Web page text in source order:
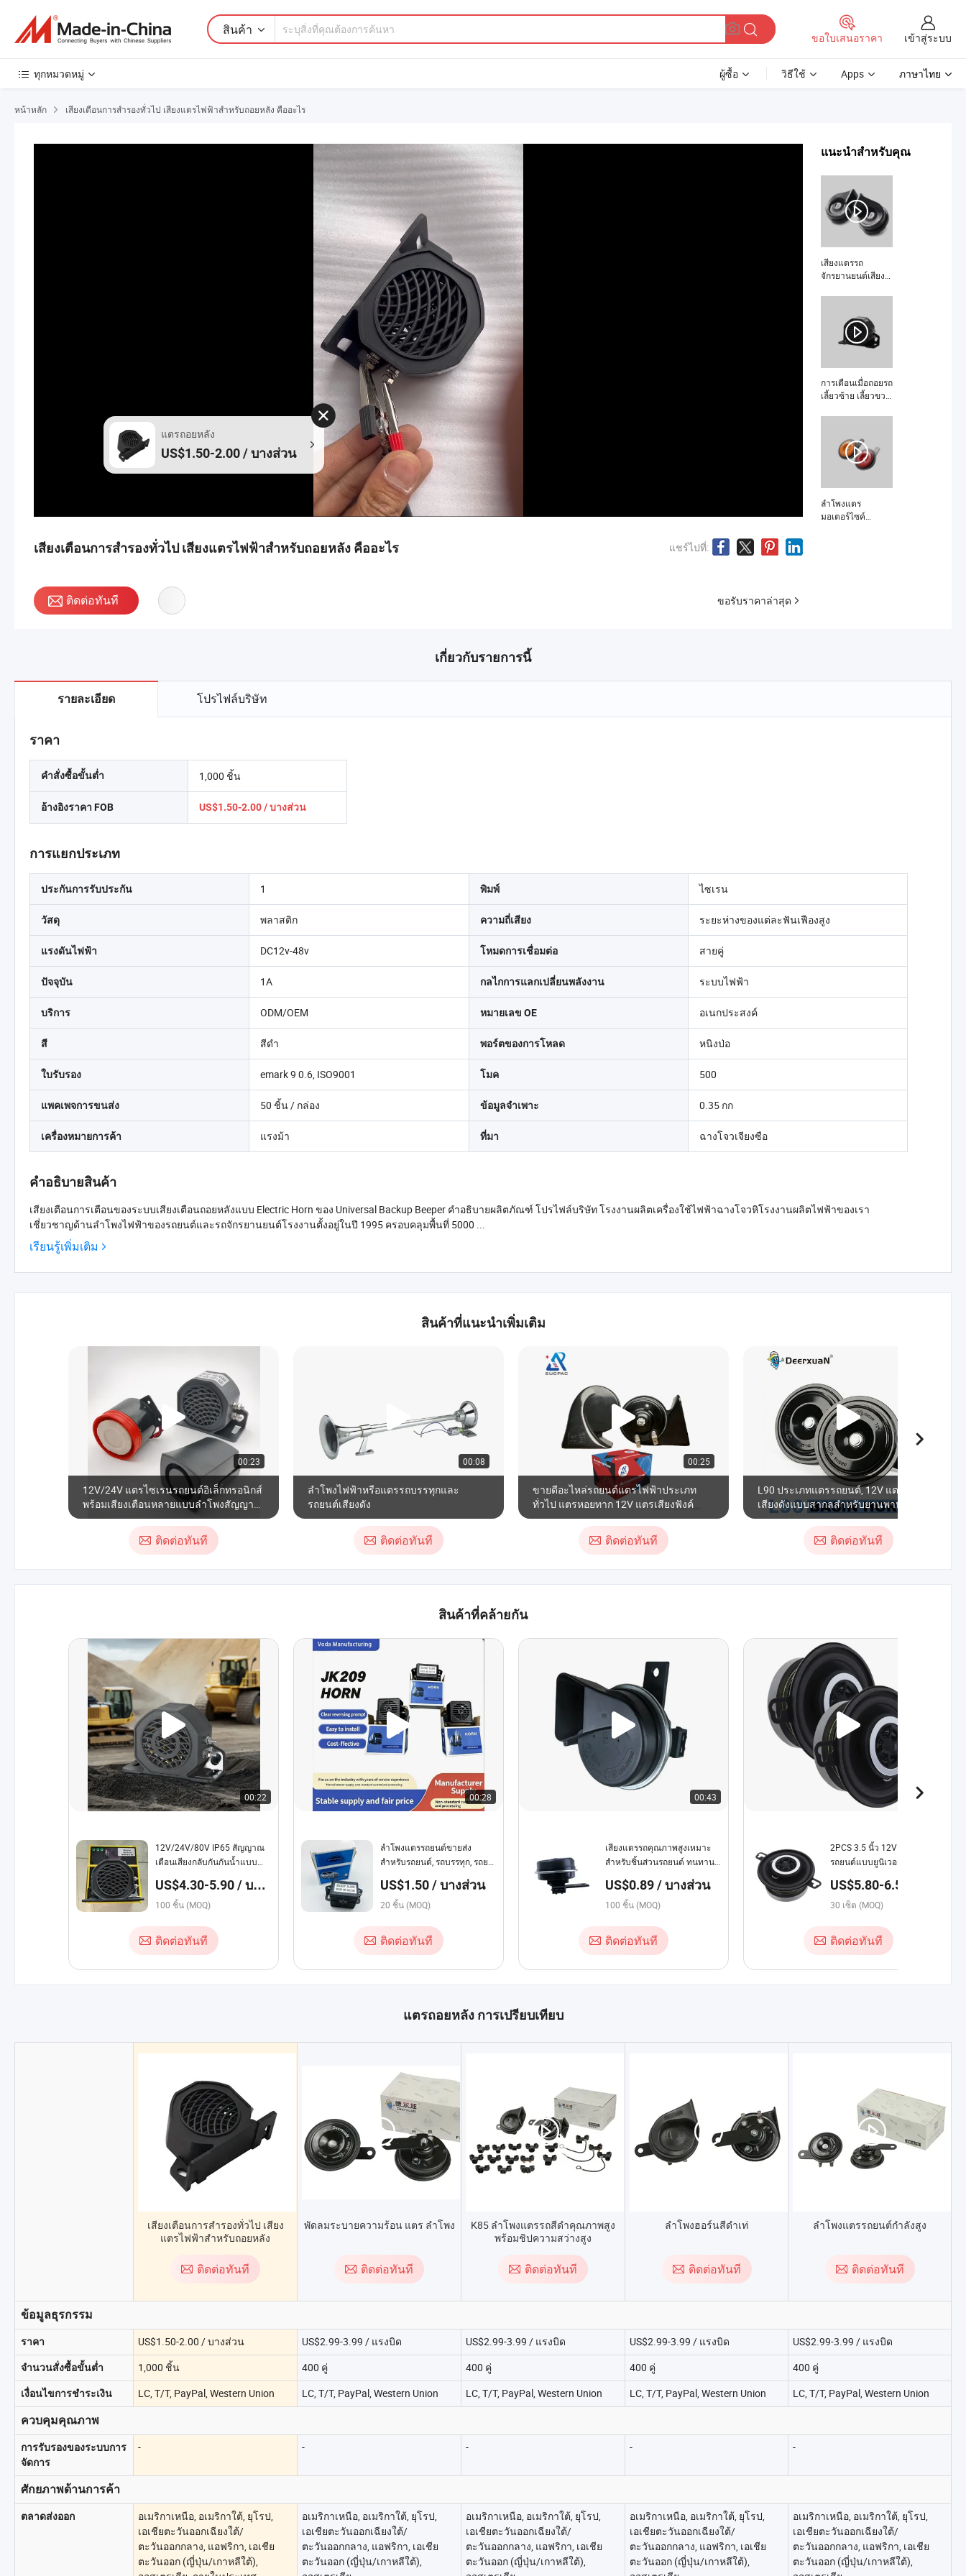
สินค้า
ขอใบเสนอราคา เข้าสู่ระบบ
ทุกหมวดหมู่ ผู้ซื้อ วิธีใช้ Apps ภาษาไทย
หน้าหลัก เสียงเตือนการสำรองทั่วไป เสียงแตรไฟฟ้าสำหรับถอยหลัง คืออะไร
แตรถอยหลัง
US$1.50-2.00 / บางส่วน
แนะนำสำหรับคุณ
เสียงแตรรถ
จักรยานยนต์เสียง
การเตือนเมื่อถอยรถ
เลี้ยวซ้าย เลี้ยวขวา
ลำโพงแตร
มอเตอร์ไซค์
เสียงเตือนการสำรองทั่วไป เสียงแตรไฟฟ้าสำหรับถอยหลัง คืออะไร แชร์ไปที่:
ติดต่อทันที ขอรับราคาล่าสุด
เกี่ยวกับรายการนี้
รายละเอียด โปรไฟล์บริษัท
ราคา
คำสั่งซื้อขั้นต่ำ
อ้างอิงราคา FOB
1,000 ชิ้น
US$1.50-2.00 / บางส่วน
การแยกประเภท
ประกันการรับประกัน 1 พิมพ์ ไซเรน
วัสดุ พลาสติก ความถี่เสียง ระยะห่างของแต่ละฟันเฟืองสูง
แรงดันไฟฟ้า DC12v-48v โหมดการเชื่อมต่อ สายคู่
ปัจจุบัน 1A กลไกการแลกเปลี่ยนพลังงาน ระบบไฟฟ้า
บริการ ODM/OEM หมายเลข OE อเนกประสงค์
สี สีดำ พอร์ตของการโหลด หนิงป่อ
ใบรับรอง emark 9 0.6, ISO9001 โมค 500
แพคเพจการขนส่ง 50 ชิ้น / กล่อง ข้อมูลจำเพาะ 0.35 กก
เครื่องหมายการค้า แรงม้า ที่มา ฉางโจวเจียงซือ
คำอธิบายสินค้า
เสียงเตือนการเตือนของระบบเสียงเตือนถอยหลังแบบ Electric Horn ของ Universal Backup Beeper คำอธิบายผลิตภัณฑ์ โปรไฟล์บริษัท โรงงานผลิตเครื่องใช้ไฟฟ้าฉางโจวหิโรงงานผลิตไฟฟ้าของเรา
เชี่ยวชาญด้านลำโพงไฟฟ้าของรถยนต์และรถจักรยานยนต์โรงงานตั้งอยู่ในปี 1995 ครอบคลุมพื้นที่ 5000 ...
เรียนรู้เพิ่มเติม
สินค้าที่แนะนำเพิ่มเติม
00:23
12V/24V แตรไซเรนรถยนต์อิเล็กทรอนิกส์
พร้อมเสียงเตือนหลายแบบลำโพงสัญญาณ
เตือนพลังสูง
ติดต่อทันที
00:08
ลำโพงไฟฟ้าหรือแตรรถบรรทุกและ
รถยนต์เสียงดัง
ติดต่อทันที
00:25
ขายดีอะไหล่รถยนต์แตรไฟฟ้าประเภท
ทั่วไป แตรหอยทาก 12V แตรเสียงฟังค์
ติดต่อทันที
L90 ประเภทแตรรถยนต์, 12V แตรไฟฟ้า
เสียงดังแบบสากลสำหรับยานพาหนะ
ติดต่อทันที
สินค้าที่คล้ายกัน
00:22
12V/24V/80V IP65 สัญญาณ
เตือนเสียงกลับกันกันน้ำแบบ
US$4.30-5.90 / บาง
ส่วน
100 ชิ้น (MOQ)
ติดต่อทันที
00:28
ลำโพงแตรรถยนต์ขายส่ง
สำหรับรถยนต์, รถบรรทุก, รถยก,
US$1.50 / บางส่วน
20 ชิ้น (MOQ)
ติดต่อทันที
00:43
เสียงแตรรถคุณภาพสูงเหมาะ
สำหรับชิ้นส่วนรถยนต์ ทนทาน
ปกคลุมภายนอก ชิ้นส่วน
US$0.89 / บางส่วน
100 ชิ้น (MOQ)
ติดต่อทันที
00:06
2PCS 3.5 นิ้ว 12V 200W แตร
รถยนต์แบบยูนิเวอร์แซลที่มี
เต็มสำหรับรถยนต์ส่วนใหญ่
US$5.80-6.50 /
เตรียมตัว
30 เซ็ต (MOQ)
ติดต่อทันที
แตรถอยหลัง การเปรียบเทียบ
เสียงเตือนการสำรองทั่วไป เสียง
แตรไฟฟ้าสำหรับถอยหลัง
ติดต่อทันที
พัดลมระบายความร้อน แตร ลำโพง
ติดต่อทันที
K85 ลำโพงแตรรถสีดำคุณภาพสูง
พร้อมชิปความสว่างสูง
ติดต่อทันที
ลำโพงฮอร์นสีดำเท่
ติดต่อทันที
ลำโพงแตรรถยนต์กำลังสูง
ติดต่อทันที
ข้อมูลธุรกรรม
ราคา US$1.50-2.00 / บางส่วน US$2.99-3.99 / แรงบิด US$2.99-3.99 / แรงบิด US$2.99-3.99 / แรงบิด US$2.99-3.99 / แรงบิด
จำนวนสั่งซื้อขั้นต่ำ 1,000 ชิ้น 400 คู่ 400 คู่ 400 คู่ 400 คู่
เงื่อนไขการชำระเงิน LC, T/T, PayPal, Western Union LC, T/T, PayPal, Western Union LC, T/T, PayPal, Western Union LC, T/T, PayPal, Western Union
LC, T/T, PayPal, Western Union
ควบคุมคุณภาพ
การรับรองของระบบการ
จัดการ
- - - - -
ศักยภาพด้านการค้า
ตลาดส่งออก
อเมริกาเหนือ, อเมริกาใต้, ยุโรป,
เอเชียตะวันออกเฉียงใต้/
ตะวันออกกลาง, แอฟริกา, เอเชีย
ตะวันออก (ญี่ปุ่น/เกาหลีใต้),
อเมริกาเหนือ, อเมริกาใต้, ยุโรป,
เอเชียตะวันออกเฉียงใต้/
ตะวันออกกลาง, แอฟริกา, เอเชีย
ตะวันออก (ญี่ปุ่น/เกาหลีใต้),
อเมริกาเหนือ, อเมริกาใต้, ยุโรป,
เอเชียตะวันออกเฉียงใต้/
ตะวันออกกลาง, แอฟริกา, เอเชีย
ตะวันออก (ญี่ปุ่น/เกาหลีใต้),
อเมริกาเหนือ, อเมริกาใต้, ยุโรป,
เอเชียตะวันออกเฉียงใต้/
ตะวันออกกลาง, แอฟริกา, เอเชีย
ตะวันออก (ญี่ปุ่น/เกาหลีใต้),
อเมริกาเหนือ, อเมริกาใต้, ยุโรป,
เอเชียตะวันออกเฉียงใต้/
ตะวันออกกลาง, แอฟริกา, เอเชีย
ตะวันออก (ญี่ปุ่น/เกาหลีใต้),